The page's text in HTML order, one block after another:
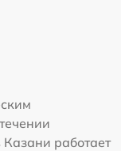
работает